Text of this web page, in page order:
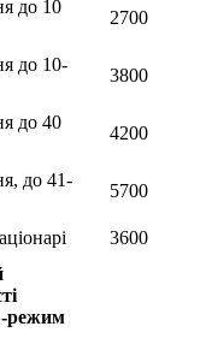
до 10
2700
до 10-
3800
до 40
4200
до 41-
5700
3600
режим